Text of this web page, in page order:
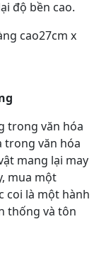
độ bền cao.
trong văn hóa
trong văn hóa
mang lại may
mua một
coi là một hành
thống và tôn